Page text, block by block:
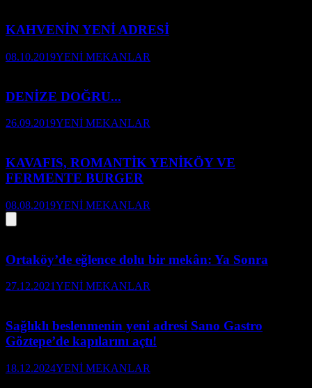
KAHVENİN YENİ ADRESİ
08.10.2019YENİ MEKANLAR
DENİZE DOĞRU...
26.09.2019YENİ MEKANLAR
KAVAFIS, ROMANTİK YENİKÖY VE
FERMENTE BURGER
08.08.2019YENİ MEKANLAR
Ortaköy’de eğlence dolu bir mekân: Ya Sonra
27.12.2021YENİ MEKANLAR
Sağlıklı beslenmenin yeni adresi Sano Gastro
Göztepe’de kapılarını açtı!
18.12.2024YENİ MEKANLAR